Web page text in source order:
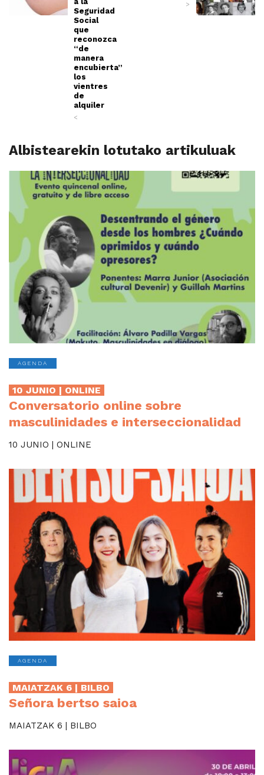
Seguridad
Social
que
reconozca
“de
manera
encubierta”
los
vientres
de
alquiler
<
>
Albistearekin lotutako artikuluak
AGENDA
10 JUNIO | ONLINE
Conversatorio online sobre
masculinidades e interseccionalidad
10 JUNIO | ONLINE
AGENDA
MAIATZAK 6 | BILBO
Señora bertso saioa
MAIATZAK 6 | BILBO